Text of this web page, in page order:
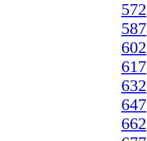
572
587
602
617
632
647
662